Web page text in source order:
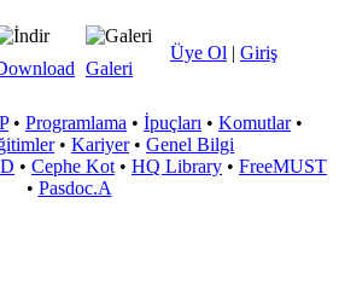
Üye Ol | Giriş
Galeri
• Programlama • İpuçları • Komutlar•
• Kariyer• Genel Bilgi
• Cephe Kot • HQ Library • FreeMUST
• Pasdoc.A